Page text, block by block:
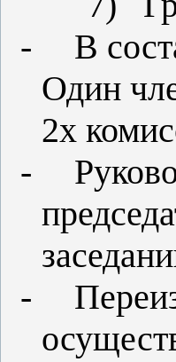
-
В
Один
2х
-
-